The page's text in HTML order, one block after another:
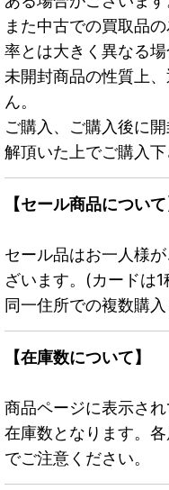
また中古での買取品
率とは大きく異なる場
未開封商品の性質上
ん。
ご購入、ご購入後に
解頂いた上でご購入下
【セール商品について
セール品はお一人様
ざいます。(カードは
同一住所での複数購
【在庫数について】
商品ページに表示さ
在庫数となります。
でご注意ください。